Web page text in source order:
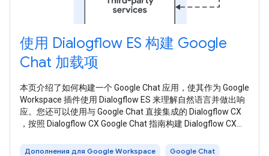
使用 Dialogflow ES 构建 Google
Chat 加载项
本页介绍了如何构建一个 Google Chat 应用，使其作为 Google
Workspace 插件使用 Dialogflow ES 来理解自然语言并做出响
应。您还可以使用与 Google Chat 直接集成的 Dialogflow CX
，按照 Dialogflow CX Google Chat 指南构建 Dialogflow CX
用的架构： 在上图中，与 Dialogflow Chat
Дополнения для Google Workspace Google Chat